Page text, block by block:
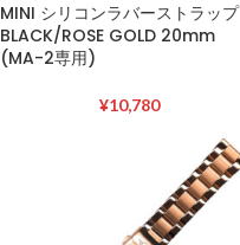
MINI シリコンラバーストラップ
BLACK/ROSE GOLD 20mm
(MA-2専用)
¥10,780